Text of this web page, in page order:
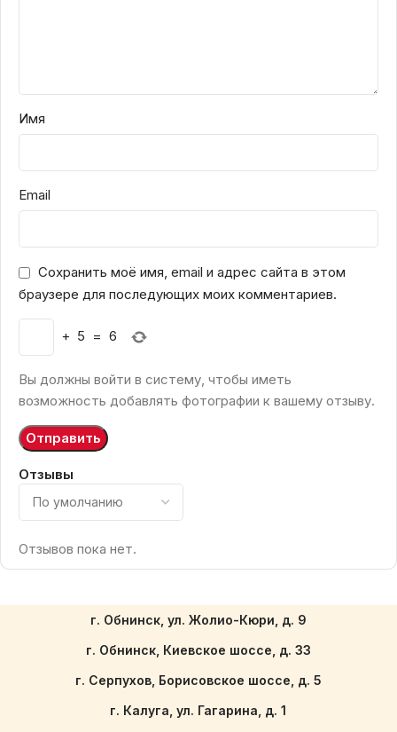
Отзывы
Отзывов пока нет.
Имя
Email
Сохранить моё имя, email и адрес сайта в этом
браузере для последующих моих комментариев.
+ 5 = 6
Вы должны войти в систему, чтобы иметь
возможность добавлять фотографии к вашему отзыву.
г. Обнинск, ул. Жолио-Кюри, д. 9
г. Обнинск, Киевское шоссе, д. 33
г. Серпухов, Борисовское шоссе, д. 5
г. Калуга, ул. Гагарина, д. 1